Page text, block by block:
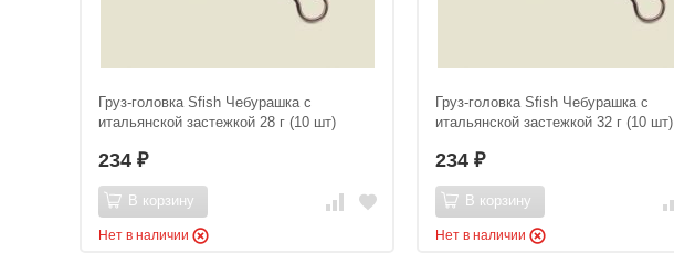
Груз-головка Sfish Чебурашка с
итальянской застежкой 28 г (10 шт)
234 ₽
В корзину
Нет в наличии
Груз-головка Sfish Чебурашка с
итальянской застежкой 32 г (10 шт)
234 ₽
В корзину
Нет в наличии